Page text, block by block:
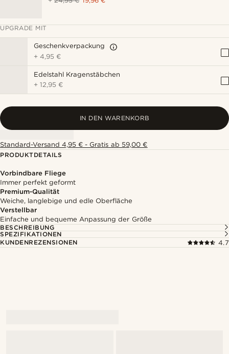
UPGRADE MIT
Geschenkverpackung
+4,95 €
Edelstahl Kragenstäbchen
+12,95 €
IN DEN WARENKORB
Standard-Versand 4,95 € - Gratis ab 59,00 €
PRODUKTDETAILS
Vorbindbare Fliege
Immer perfekt geformt
Premium-Qualität
Weiche, langlebige und edle Oberfläche
Verstellbar
Einfache und bequeme Anpassung der Größe
BESCHREIBUNG
SPEZIFIKATIONEN
KUNDENREZENSIONEN
4.7